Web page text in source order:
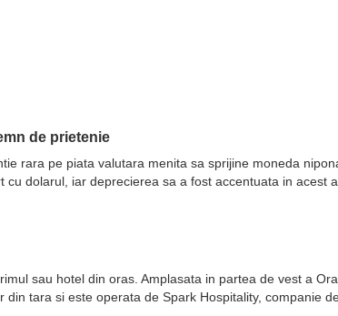
de prietenie
rara pe piata valutara menita sa sprijine moneda
dolarul, iar deprecierea sa a fost accentuata in acest
sau hotel din oras. Amplasata in partea de vest a
tara si este operata de Spark Hospitality, companie